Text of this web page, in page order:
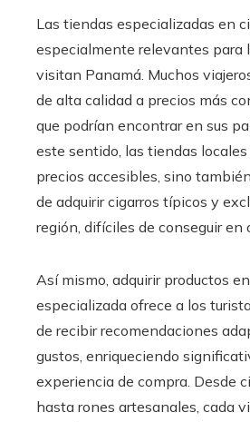
Las tiendas especializadas en
especialmente relevantes para
visitan Panamá. Muchos
de alta calidad a precios más
que podrían encontrar en sus
este sentido, las tiendas
precios accesibles, sino
de adquirir cigarros típicos y
región, difíciles de conseguir en
Así mismo, adquirir productos
especializada ofrece a los
de recibir recomendaciones
gustos, enriqueciendo
experiencia de compra. Desde
hasta rones artesanales, cada